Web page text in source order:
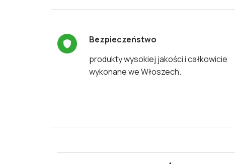
Bezpieczeństwo
produkty wysokiej jakości i całkowicie
wykonane we Włoszech.